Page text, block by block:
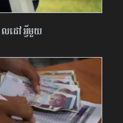
លដៅអ្វីមួយ